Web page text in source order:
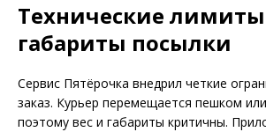
Технические лимиты
габариты посылки
Сервис Пятёрочка внедрил четкие
заказ. Курьер перемещается пешком
поэтому вес и габариты критичны.